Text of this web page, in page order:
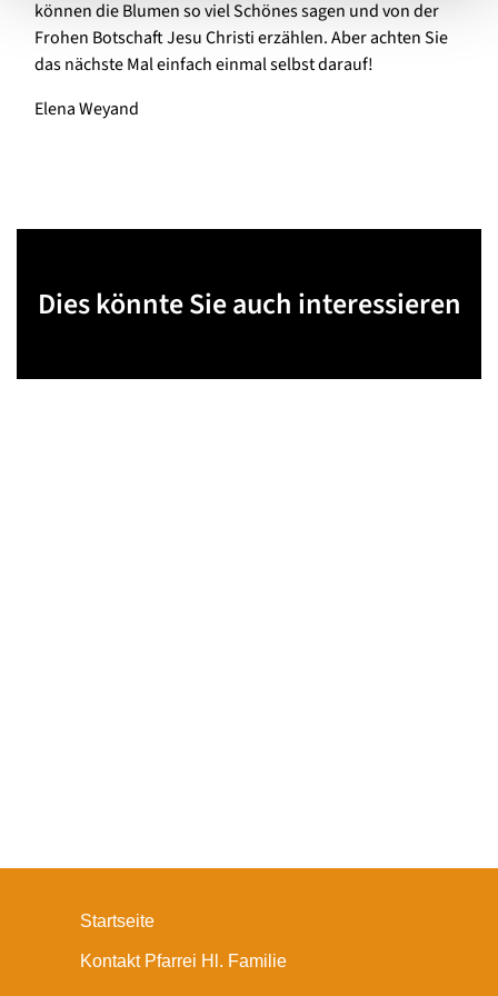
können die Blumen so viel Schönes sagen und von der
Frohen Botschaft Jesu Christi erzählen. Aber achten Sie
das nächste Mal einfach einmal selbst darauf!
Elena Weyand
Dies könnte Sie auch interessieren
Startseite
Kontakt Pfarrei Hl. Familie